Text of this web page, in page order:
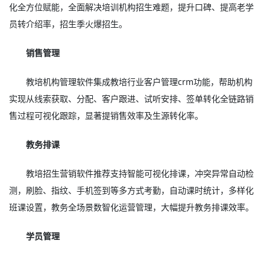
化全方位赋能，全面解决培训机构招生难题，提升口碑、提高老学
员转介绍率，招生季火爆招生。
销售管理
教培机构管理软件集成教培行业客户管理crm功能，帮助机构
实现从线索获取、分配、客户跟进、试听安排、签单转化全链路销
售过程可视化跟踪，显著提销售效率及生源转化率。
教务排课
教培招生营销软件推荐支持智能可视化排课，冲突异常自动检
测，刷脸、指纹、手机签到等多方式考勤，自动课时统计，多样化
班课设置，教务全场景数智化运营管理，大幅提升教务排课效率。
学员管理